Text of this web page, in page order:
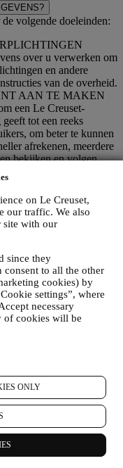
on Le Creuset,
our traffic. We also
site with our
since they
to all the other
cookies) by
settings”, where
necessary
of cookies will be
ONLY
volgende doeleinden:
over u verwerken om
en andere
van de overheid.
AAN TE MAKEN
een Le Creuset-
tot een reeks
om beter te kunnen
afrekenen, meerdere
bekijken en volgen.
ons in staat te stellen
te leveren.
EN OM ONZE
AAN U
onze contractuele
hulp na de verkoop
te beheren. Mogelijk
verwerken voor onze
houden met onze
facturering
fraudescreening,
en statistische
om administratieve of
Bijvoorbeeld
te sturen. We zullen
om uw verzoeken te
of andere
is
diensten aan u te
op basis van
houdend met uw